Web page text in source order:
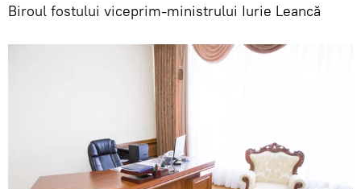
Biroul fostului viceprim-ministrului Iurie Leancă